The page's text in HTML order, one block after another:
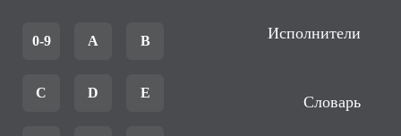
0-9 A B
C D E
Исполнители
Словарь